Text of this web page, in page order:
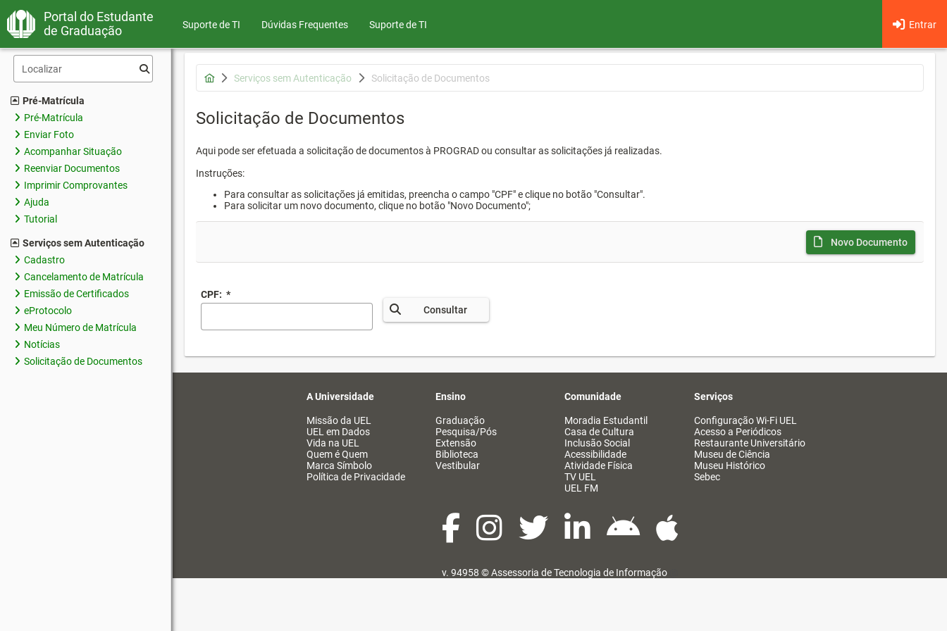
Portal do Estudante
de Graduação
Suporte de TI Dúvidas Frequentes Entrar
Suporte de TI
Pré-Matrícula
Pré-Matrícula
Enviar Foto
Acompanhar Situação
Reenviar Documentos
Imprimir Comprovantes
Ajuda
Tutorial
Serviços sem Autenticação
Cadastro
Cancelamento de Matrícula
Emissão de Certificados
eProtocolo
Meu Número de Matrícula
Notícias
Solicitação de Documentos
Serviços sem Autenticação Solicitação de Documentos
Solicitação de Documentos
Aqui pode ser efetuada a solicitação de documentos à PROGRAD ou consultar as solicitações já realizadas.
Instruções:
Para consultar as solicitações já emitidas, preencha o campo "CPF" e clique no botão "Consultar".
Para solicitar um novo documento, clique no botão "Novo Documento";
Novo Documento
CPF: *
Consultar
A Universidade
Missão da UEL
UEL em Dados
Vida na UEL
Quem é Quem
Marca Símbolo
Política de Privacidade
Ensino
Graduação
Pesquisa/Pós
Extensão
Biblioteca
Vestibular
Comunidade
Moradia Estudantil
Casa de Cultura
Inclusão Social
Acessibilidade
Atividade Física
TV UEL
UEL FM
Serviços
Configuração Wi-Fi UEL
Acesso a Periódicos
Restaurante Universitário
Museu de Ciência
Museu Histórico
Sebec
v. 94958 ©Assessoria de Tecnologia de Informação